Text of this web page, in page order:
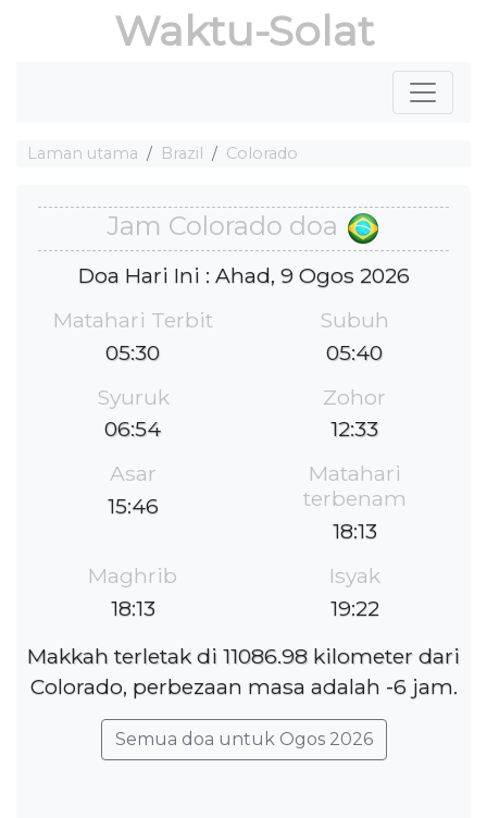
Waktu-Solat
Laman utama Brazil Colorado
Jam Colorado doa
Doa Hari Ini : Ahad, 9 Ogos 2026
Matahari Terbit
05:30
Subuh
05:40
Syuruk
06:54
Zohor
12:33
Asar
15:46
Matahari
terbenam
18:13
Maghrib
18:13
Isyak
19:22
Makkah terletak di 11086.98 kilometer dari
Colorado, perbezaan masa adalah -6 jam.
Semua doa untuk Ogos 2026